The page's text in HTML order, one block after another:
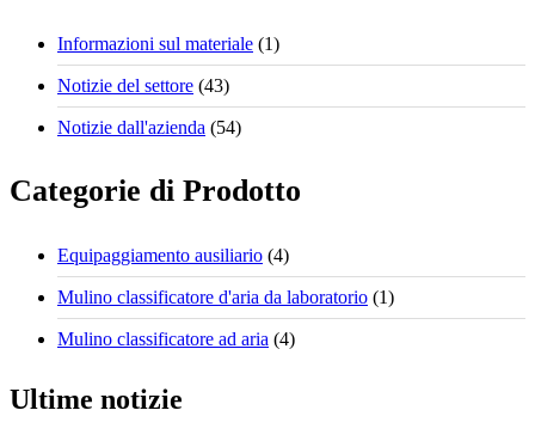
Informazioni sul materiale (1)
Notizie del settore (43)
Notizie dall'azienda (54)
Categorie di Prodotto
Equipaggiamento ausiliario (4)
Mulino classificatore d'aria da laboratorio (1)
Mulino classificatore ad aria (4)
Ultime notizie